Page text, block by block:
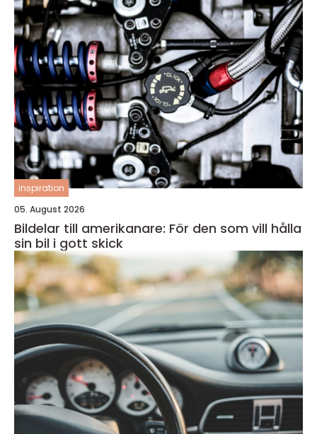
inspiration
05. August 2026
Bildelar till amerikanare: För den som vill hålla
sin bil i gott skick